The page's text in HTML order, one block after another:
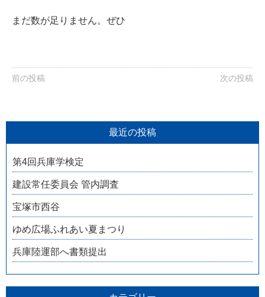
まだ数が足りません。ぜひ
前の投稿 次の投稿
最近の投稿
第4回兵庫学検定
建設常任委員会 管内調査
宝塚市西谷
ゆめ広場ふれあい夏まつり
兵庫陸運部へ書類提出